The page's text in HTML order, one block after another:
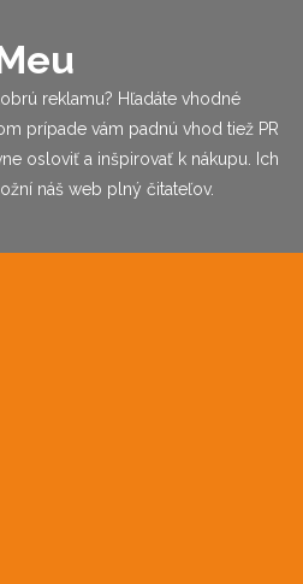
reklamu? Hľadáte vhodné
prípade vám padnú vhod tiež PR
osloviť a inšpirovať k nákupu. Ich
náš web plný čitateľov.